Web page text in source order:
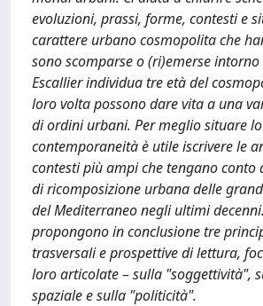
evoluzioni, prassi, forme, contesti e
carattere urbano cosmopolita che
sono scomparse o (ri)emerse
Escallier individua tre età del
loro volta possono dare vita a una
di ordini urbani. Per meglio situare
contemporaneità è utile iscrivere le
contesti più ampi che tengano conto
di ricomposizione urbana delle
del Mediterraneo negli ultimi
propongono in conclusione tre
trasversali e prospettive di lettura,
loro articolate – sulla "soggettività",
spaziale e sulla "politicità".